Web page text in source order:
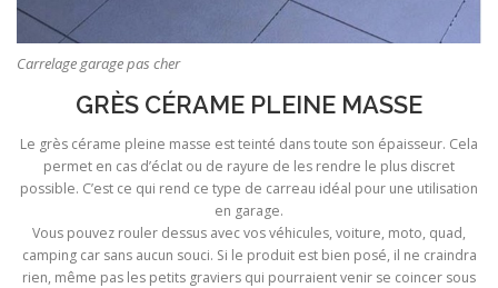
Carrelage garage pas cher
GRÈS CÉRAME PLEINE MASSE
Le grès cérame pleine masse est teinté dans toute son épaisseur. Cela
permet en cas d’éclat ou de rayure de les rendre le plus discret
possible. C’est ce qui rend ce type de carreau idéal pour une utilisation
en garage.
Vous pouvez rouler dessus avec vos véhicules, voiture, moto, quad,
camping car sans aucun souci. Si le produit est bien posé, il ne craindra
rien, même pas les petits graviers qui pourraient venir se coincer sous